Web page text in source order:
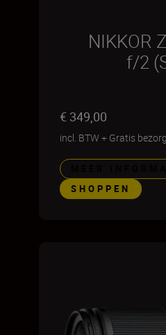
NIKKOR
f/2
€ 349,00
incl. BTW + Gratis
SHOPPEN